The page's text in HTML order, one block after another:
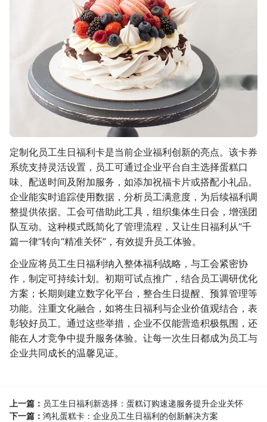
定制化员工生日福利卡是当前企业福利创新的亮点。该卡券
系统支持灵活设置，员工可通过企业平台自主选择蛋糕口
味、配送时间及附加服务，如添加祝福卡片或搭配小礼品。
企业能实时追踪使用数据，分析员工满意度，为后续福利调
整提供依据。工会可借助此工具，组织集体生日会，增强团
队互动。这种模式既简化了管理流程，又让生日福利从“千
篇一律”转向“精准关怀”，有效提升员工体验。
企业应将员工生日福利纳入整体福利战略，与工会紧密协
作，制定可持续计划。初期可试点推广，结合员工调研优化
方案；长期则建立数字化平台，整合生日提醒、预算管理等
功能。注重文化融合，如将生日福利与企业价值观结合，表
彰较好员工。通过这些举措，企业不仅能营造积极氛围，还
能在人才竞争中提升服务体验。让每一次生日都成为员工与
企业共同成长的温馨见证。
上一篇： 员工生日福利新选择：蛋糕订购速递服务提升企业关怀
下一篇： 鸿礼蛋糕卡：企业员工生日福利的创新解决方案